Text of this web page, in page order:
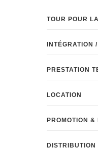
TOUR POUR
INTÉGRATION
PRESTATION
LOCATION
PROMOTION
DISTRIBUTION